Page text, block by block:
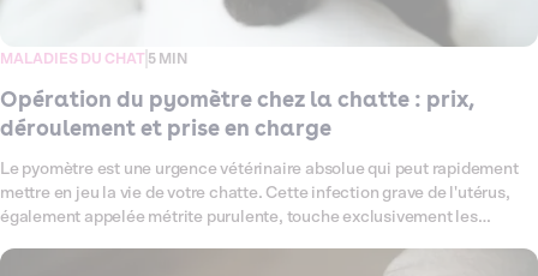
MALADIES DU CHAT 5 MIN
Opération du pyomètre chez la chatte : prix,
déroulement et prise en charge
Le pyomètre est une urgence vétérinaire absolue qui peut rapidement
mettre en jeu la vie de votre chatte. Cette infection grave de l'utérus,
également appelée métrite purulente, touche exclusivement les
provoquée par un déséquilibre hormonal et une infection bactérienne.